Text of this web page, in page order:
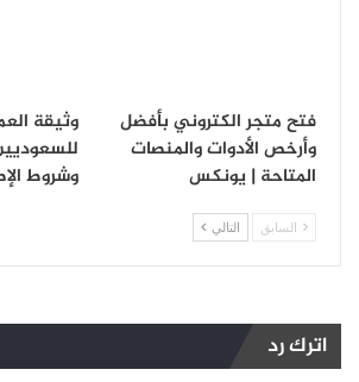
فتح متجر الكتروني بأفضل
وأرخص الأدوات والمنصات
المتاحة | يونكس
وثيقة
وشروط
السابق التالي
اترك رد